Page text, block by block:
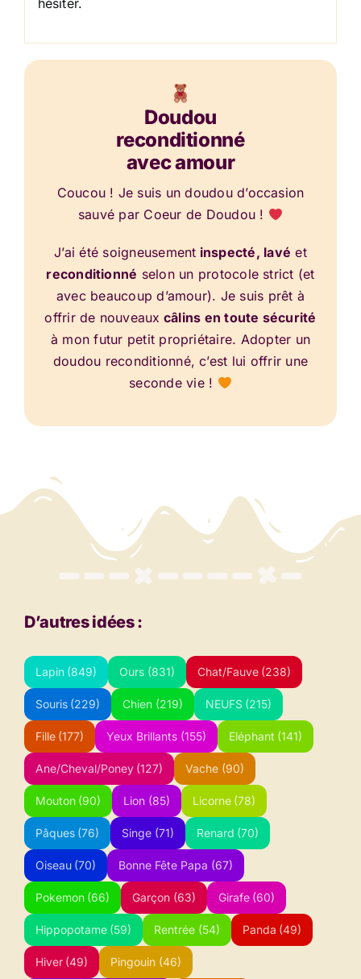
Doudou
reconditionné
avec amour
Coucou ! Je suis un doudou d’occasion
sauvé par Coeur de Doudou !
J’ai été soigneusement inspecté, lavé et
reconditionné selon un protocole strict (et
avec beaucoup d’amour). Je suis prêt à
offrir de nouveaux câlins en toute sécurité
à mon futur petit propriétaire. Adopter un
doudou reconditionné, c’est lui offrir une
seconde vie !
D’autres idées :
Lapin (849) Ours (831) Chat/Fauve (238)
Souris (229) Chien (219) NEUFS (215)
Fille (177) Yeux Brillants (155) Eléphant (141)
Ane/Cheval/Poney (127) Vache (90)
Mouton (90) Lion (85) Licorne (78)
Pâques (76) Singe (71) Renard (70)
Oiseau (70) Bonne Fête Papa (67)
Pokemon (66) Garçon (63) Girafe (60)
Hippopotame (59) Rentrée (54) Panda (49)
Hiver (49) Pingouin (46)